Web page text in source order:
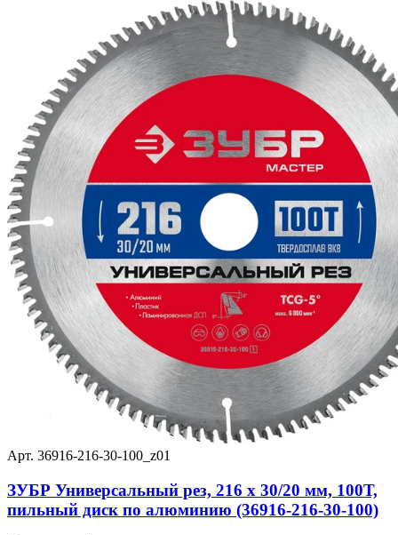
Арт. 36916-216-30-100_z01
ЗУБР Универсальный рез, 216 x 30/20 мм, 100Т,
пильный диск по алюминию (36916-216-30-100)